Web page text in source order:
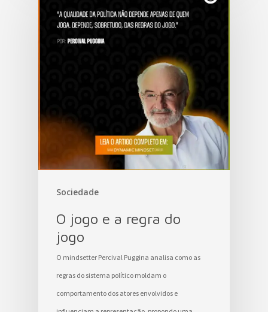
Sociedade
O jogo e a regra do
jogo
O mindsetter Percival Puggina analisa como as
regras do sistema político moldam o
comportamento dos atores envolvidos e